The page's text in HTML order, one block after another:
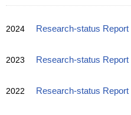
2024 Research-status Report
2023 Research-status Report
2022 Research-status Report